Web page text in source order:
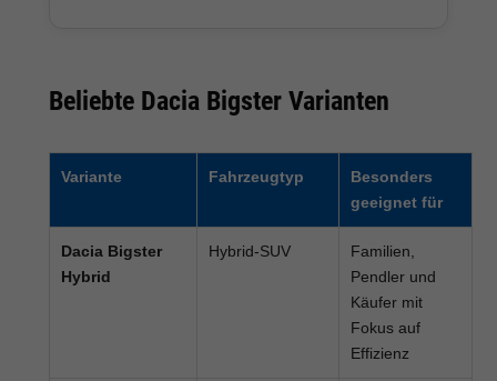
Beliebte Dacia Bigster Varianten
Variante Fahrzeugtyp
Besonders
geeignet für
Dacia Bigster
Hybrid
Hybrid-SUV
Familien,
Pendler und
Käufer mit
Fokus auf
Effizienz